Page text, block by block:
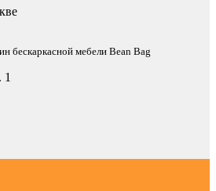
бескаркасной мебели Bean Bag
1